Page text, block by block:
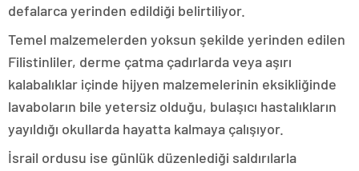
defalarca yerinden edildiği belirtiliyor.
Temel malzemelerden yoksun şekilde yerinden edilen
Filistinliler, derme çatma çadırlarda veya aşırı
kalabalıklar içinde hijyen malzemelerinin eksikliğinde
lavaboların bile yetersiz olduğu, bulaşıcı hastalıkların
yayıldığı okullarda hayatta kalmaya çalışıyor.
İsrail ordusu ise günlük düzenlediği saldırılarla